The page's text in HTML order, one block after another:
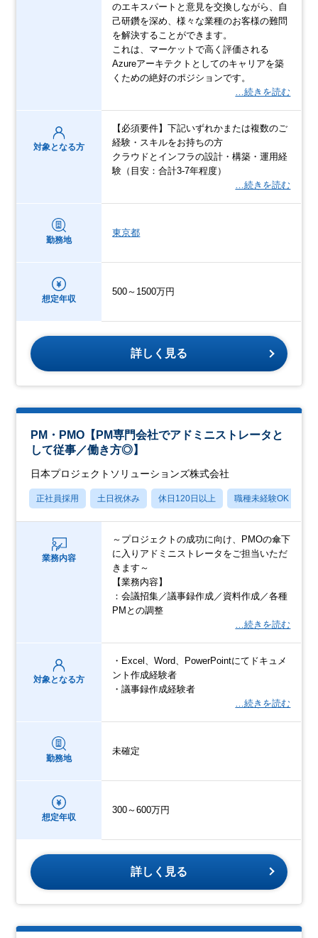
のエキスパートと意見を交換しながら、自
己研鑽を深め、様々な業種のお客様の難問
を解決することができます。
これは、マーケットで高く評価される
Azureアーキテクトとしてのキャリアを築
くための絶好のポジションです。
…続きを読む
対象となる方
【必須要件】下記いずれかまたは複数のご
経験・スキルをお持ちの方
クラウドとインフラの設計・構築・運用経
験（目安：合計3-7年程度）
…続きを読む
勤務地
東京都
想定年収
500～1500万円
詳しく見る
PM・PMO【PM専門会社でアドミニストレータと
して従事／働き方◎】
日本プロジェクトソリューションズ株式会社
正社員採用 土日祝休み 休日120日以上 職種未経験OK
業務内容
～プロジェクトの成功に向け、PMOの傘下
に入りアドミニストレータをご担当いただ
きます～
【業務内容】
：会議招集／議事録作成／資料作成／各種
PMとの調整
…続きを読む
対象となる方
・Excel、Word、PowerPointにてドキュメ
ント作成経験者
・議事録作成経験者
…続きを読む
勤務地
未確定
想定年収
300～600万円
詳しく見る